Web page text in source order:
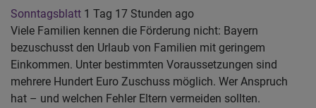
Sonntagsblatt 1 Tag 17 Stunden ago
Viele Familien kennen die Förderung nicht: Bayern
bezuschusst den Urlaub von Familien mit geringem
Einkommen. Unter bestimmten Voraussetzungen sind
mehrere Hundert Euro Zuschuss möglich. Wer Anspruch
hat – und welchen Fehler Eltern vermeiden sollten.